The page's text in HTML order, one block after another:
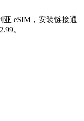
eSIM，安装链接通
。